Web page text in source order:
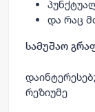
და რაც
სამუშაო
რეზიუმე